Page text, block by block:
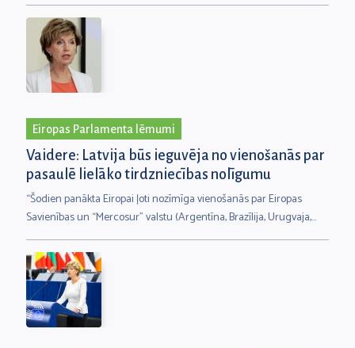
rezolūcijas “par Krievijas īstenoto dezinformāciju un vēstures
falsificēšanu, lai attaisnotu savu agresijas karu pret Ukrainu”
autorēm.
Eiropas Parlamenta lēmumi
Vaidere: Latvija būs ieguvēja no vienošanās par
pasaulē lielāko tirdzniecības nolīgumu
“Šodien panākta Eiropai ļoti nozīmīga vienošanās par Eiropas
Savienības un “Mercosur” valstu (Argentīna, Brazīlija, Urugvaja,
Paragvaja un Bolīvija) tirdzniecības nolīgumu. Ar šo nolīgumu tiks
izveidota lielākā brīvās tirdzniecības zona pasaulē ar vairāk nekā
700 miljoniem iedzīvotāju,” uzsver Eiropas Parlamenta Delegācijas
Eiropas un Latīņamerikas parlamentārajā asamblejā
viceprezidente, Starptautiskās tirdzniecības komitejas deputāte
Inese Vaidere